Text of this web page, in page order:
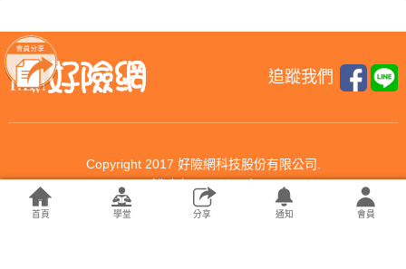
追蹤我們
Copyright 2017 好險網科技股份有限公司.
All rights reserved.